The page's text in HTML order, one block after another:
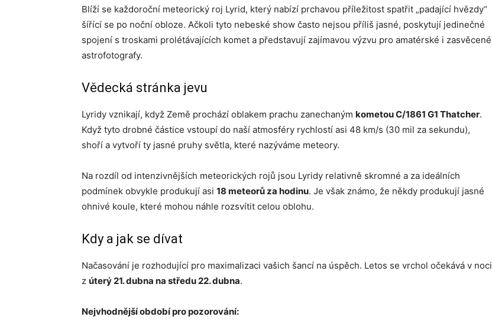
Blíží se každoroční meteorický roj Lyrid, který nabízí prchavou příležitost spatřit „padající hvězdy“
šířící se po noční obloze. Ačkoli tyto nebeské show často nejsou příliš jasné, poskytují jedinečné
spojení s troskami prolétávajících komet a představují zajímavou výzvu pro amatérské i zasvěcené
astrofotografy.
Vědecká stránka jevu
Lyridy vznikají, když Země prochází oblakem prachu zanechaným kometou C/1861 G1 Thatcher.
Když tyto drobné částice vstoupí do naší atmosféry rychlostí asi 48 km/s (30 mil za sekundu),
shoří a vytvoří ty jasné pruhy světla, které nazýváme meteory.
Na rozdíl od intenzivnějších meteorických rojů jsou Lyridy relativně skromné ​​a za ideálních
podmínek obvykle produkují asi 18 meteorů za hodinu. Je však známo, že někdy produkují jasné
ohnivé koule, které mohou náhle rozsvítit celou oblohu.
Kdy a jak se dívat
Načasování je rozhodující pro maximalizaci vašich šancí na úspěch. Letos se vrchol očekává v noci
z úterý 21. dubna na středu 22. dubna.
Nejvhodnější období pro pozorování: